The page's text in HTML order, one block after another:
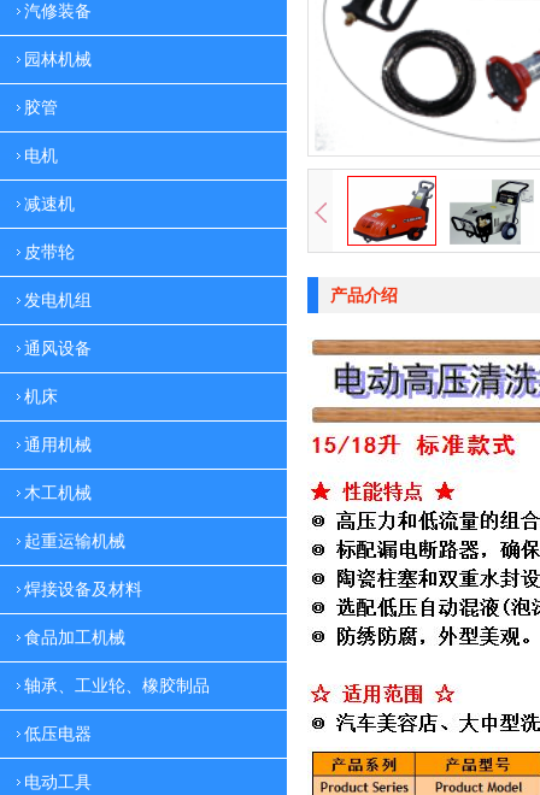
汽修装备
园林机械
胶管
电机
减速机
皮带轮
发电机组
通风设备
机床
通用机械
木工机械
起重运输机械
焊接设备及材料
食品加工机械
轴承、工业轮、橡胶制品
低压电器
电动工具
产品介绍